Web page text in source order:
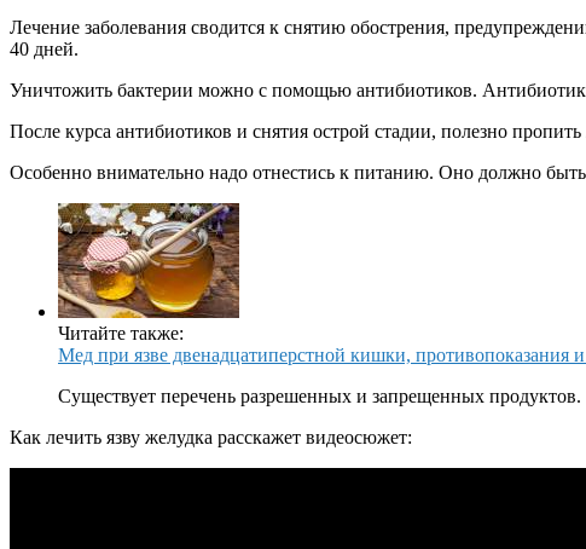
Лечение заболевания сводится к снятию обострения,
40 дней.
Уничтожить бактерии можно с помощью антибиотиков.
После курса антибиотиков и снятия острой стадии, полезно
Особенно внимательно надо отнестись к питанию. Оно должно
Читайте также:
Мед при язве двенадцатиперстной кишки, противопоказания
Существует перечень разрешенных и запрещенных продуктов.
Как лечить язву желудка расскажет видеосюжет: